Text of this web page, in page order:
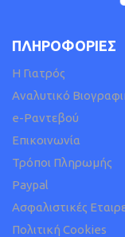
ΠΛΗΡΟΦΟΡΙΕΣ
H Γιατρός
Αναλυτικό
e-Ραντεβού
Επικοινωνία
Τρόποι Πληρωμής
Paypal
Ασφαλιστικές
Πολιτική Cookies